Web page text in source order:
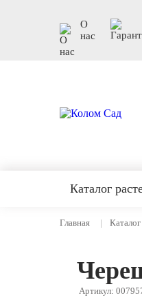
О
нас
Каталог
Главная
Артикул: